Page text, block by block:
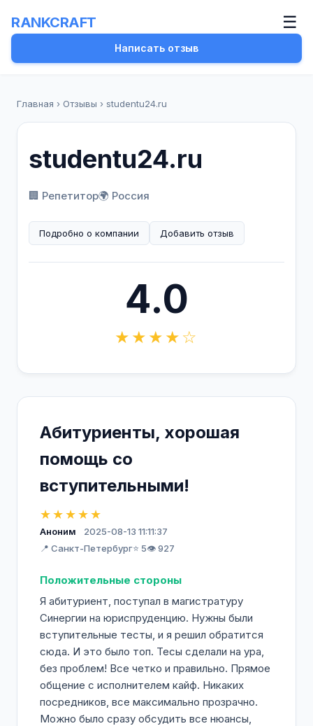
RANKCRAFT ☰
Написать отзыв
Главная › Отзывы › studentu24.ru
studentu24.ru
🏢 Репетитор🌍 Россия
Подробно о компании Добавить отзыв
4.0
★★★★☆
Абитуриенты, хорошая
помощь со
вступительными!
★★★★★
Аноним
2025-08-13 11:11:37
📍 Санкт-Петербург⭐ 5👁️ 927
Положительные стороны
Я абитуриент, поступал в магистратуру
Синергии на юриспруденцию. Нужны были
вступительные тесты, и я решил обратится
сюда. И это было топ. Тесы сделали на ура,
без проблем! Все четко и правильно. Прямое
общение с исполнителем кайф. Никаких
посредников, все максимально прозрачно.
Можно было сразу обсудить все нюансы,